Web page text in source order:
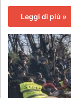
Leggi di più »